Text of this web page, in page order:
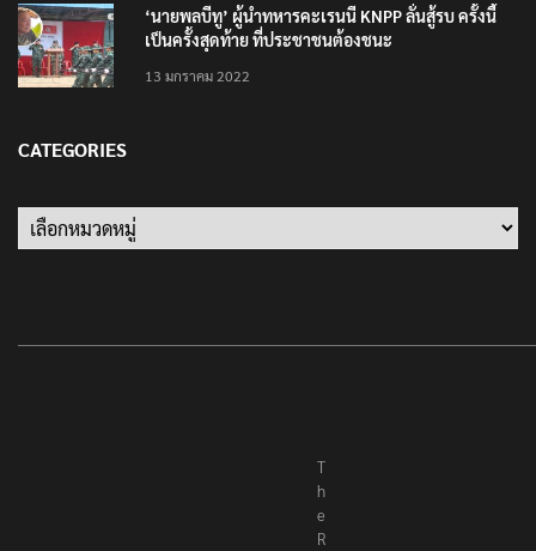
‘นายพลบีทู’ ผู้นำทหารคะเรนนี KNPP ลั่นสู้รบ ครั้งนี้
เป็นครั้งสุดท้าย ที่ประชาชนต้องชนะ
13 มกราคม 2022
CATEGORIES
Categories
T
h
e
R